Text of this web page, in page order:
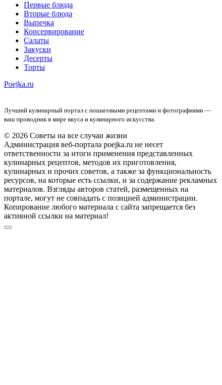
Первые блюда
Вторые блюда
Выпечка
Консервирование
Салаты
Закуски
Десерты
Торты
Poejka.ru
Лучший кулинарный портал с пошаговыми рецептами и фотографиями —
ваш проводник в мире вкуса и кулинарного искусства.
© 2026 Советы на все случаи жизни
Администрация веб-портала poejka.ru не несет
ответственности за итоги применения представленных
кулинарных рецептов, методов их приготовления,
кулинарных и прочих советов, а также за функциональность
ресурсов, на которые есть ссылки, и за содержание рекламных
материалов. Взгляды авторов статей, размещенных на
портале, могут не совпадать с позицией администрации.
Копирование любого материала с сайта запрещается без
активной ссылки на материал!